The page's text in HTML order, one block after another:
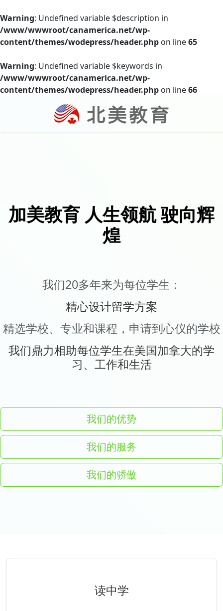
Warning: Undefined variable $description in
/www/wwwroot/canamerica.net/wp-
content/themes/wodepress/header.php on line65
Warning: Undefined variable $keywords in
/www/wwwroot/canamerica.net/wp-
content/themes/wodepress/header.php on line66
加美教育 人生领航 驶向辉
煌
我们20多年来为每位学生：
精心设计留学方案
精选学校、专业和课程，申请到心仪的学校
我们鼎力相助每位学生在美国加拿大的学
习、工作和生活
我们的优势
我们的服务
我们的骄傲
读中学